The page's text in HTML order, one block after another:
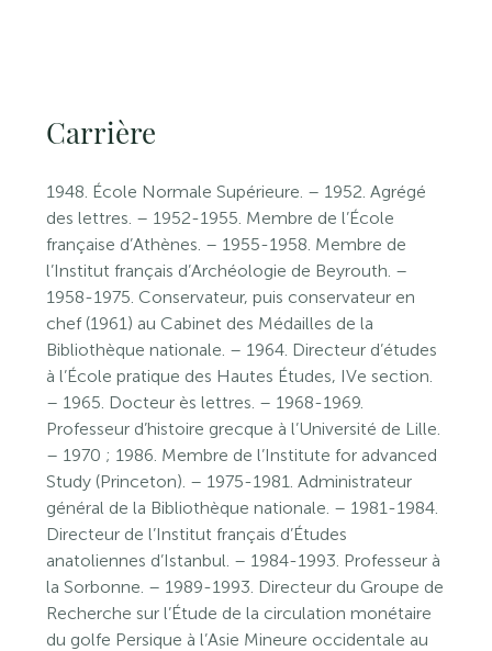
Carrière
1948. École Normale Supérieure. – 1952. Agrégé
des lettres. – 1952-1955. Membre de l’École
française d’Athènes. – 1955-1958. Membre de
l’Institut français d’Archéologie de Beyrouth. –
1958-1975. Conservateur, puis conservateur en
chef (1961) au Cabinet des Médailles de la
Bibliothèque nationale. – 1964. Directeur d’études
à l’École pratique des Hautes Études, IVe section.
– 1965. Docteur ès lettres. – 1968-1969.
Professeur d’histoire grecque à l’Université de Lille.
– 1970 ; 1986. Membre de l’Institute for advanced
Study (Princeton). – 1975-1981. Administrateur
général de la Bibliothèque nationale. – 1981-1984.
Directeur de l’Institut français d’Études
anatoliennes d’Istanbul. – 1984-1993. Professeur à
la Sorbonne. – 1989-1993. Directeur du Groupe de
Recherche sur l’Étude de la circulation monétaire
du golfe Persique à l’Asie Mineure occidentale au